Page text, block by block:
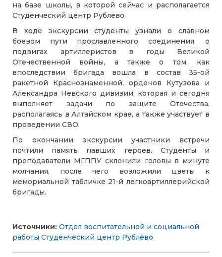
на базе школы, в которой сейчас и располагается
Студенческий центр Рублево.
В ходе экскурсии студенты узнали о славном
боевом пути прославленного соединения, о
подвигах артиллеристов в годы Великой
Отечественной войны, а также о том, как
впоследствии бригада вошла в состав 35-ой
ракетной Краснознаменной, орденов Кутузова и
Александра Невского дивизии, которая и сегодня
выполняет задачи по защите Отечества,
располагаясь в Алтайском крае, а также участвует в
проведении СВО.
По окончании экскурсии участники встречи
почтили память павших героев. Студенты и
преподаватели МГППУ склонили головы в минуте
молчания, после чего возложили цветы к
мемориальной табличке 21-й легкоартиллерийской
бригады.
Источники: Отдел воспитательной и социальной
работы Студенческий центр Рублёво